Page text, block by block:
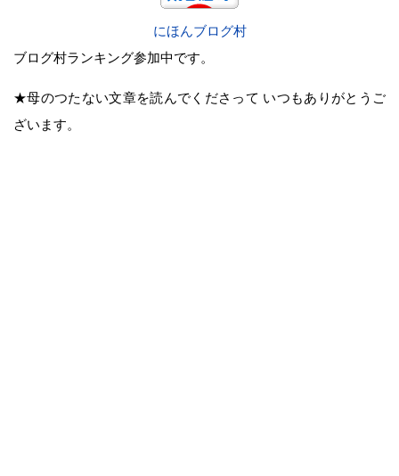
にほんブログ村
ブログ村ランキング参加中です。
★母のつたない文章を読んでくださって いつもありがとうご
ざいます。